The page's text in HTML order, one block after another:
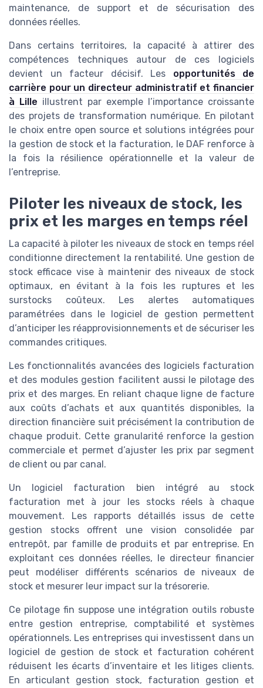
maintenance, de support et de sécurisation des
données réelles.
Dans certains territoires, la capacité à attirer des
compétences techniques autour de ces logiciels
devient un facteur décisif. Les opportunités de
carrière pour un directeur administratif et financier
à Lille illustrent par exemple l’importance croissante
des projets de transformation numérique. En pilotant
le choix entre open source et solutions intégrées pour
la gestion de stock et la facturation, le DAF renforce à
la fois la résilience opérationnelle et la valeur de
l’entreprise.
Piloter les niveaux de stock, les
prix et les marges en temps réel
La capacité à piloter les niveaux de stock en temps réel
conditionne directement la rentabilité. Une gestion de
stock efficace vise à maintenir des niveaux de stock
optimaux, en évitant à la fois les ruptures et les
surstocks coûteux. Les alertes automatiques
paramétrées dans le logiciel de gestion permettent
d’anticiper les réapprovisionnements et de sécuriser les
commandes critiques.
Les fonctionnalités avancées des logiciels facturation
et des modules gestion facilitent aussi le pilotage des
prix et des marges. En reliant chaque ligne de facture
aux coûts d’achats et aux quantités disponibles, la
direction financière suit précisément la contribution de
chaque produit. Cette granularité renforce la gestion
commerciale et permet d’ajuster les prix par segment
de client ou par canal.
Un logiciel facturation bien intégré au stock
facturation met à jour les stocks réels à chaque
mouvement. Les rapports détaillés issus de cette
gestion stocks offrent une vision consolidée par
entrepôt, par famille de produits et par entreprise. En
exploitant ces données réelles, le directeur financier
peut modéliser différents scénarios de niveaux de
stock et mesurer leur impact sur la trésorerie.
Ce pilotage fin suppose une intégration outils robuste
entre gestion entreprise, comptabilité et systèmes
opérationnels. Les entreprises qui investissent dans un
logiciel de gestion de stock et facturation cohérent
réduisent les écarts d’inventaire et les litiges clients.
En articulant gestion stock, facturation gestion et